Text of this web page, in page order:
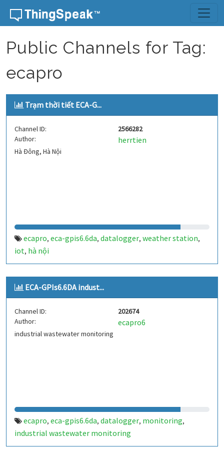
Skip to content
Public Channels for Tag:
ecapro
Trạm thời tiết ECA-G...
Channel ID:
2566282
Author:
herrtien
Hà Đông, Hà Nội
ecapro, eca-gpis6.6da, datalogger, weather station,
iot, hà nội
ECA-GPIs6.6DA indust...
Channel ID:
202674
Author:
ecapro6
industrial wastewater monitoring
ecapro, eca-gpis6.6da, datalogger, monitoring,
industrial wastewater monitoring